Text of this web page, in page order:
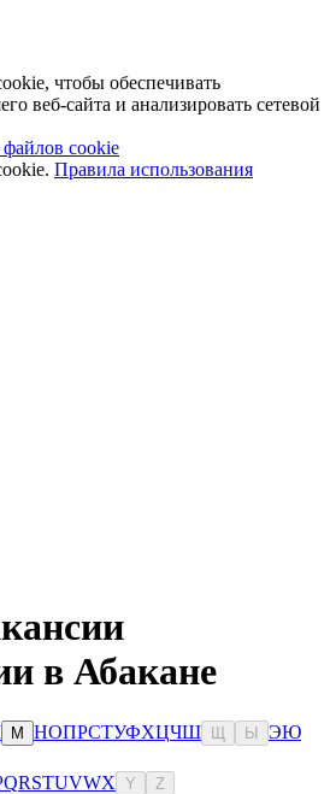
чтобы обеспечивать
веб-сайта и анализировать сетевой
cookie
Правила использования
в Абакане
М НОПРСТУФХЦЧШ Ы ЭЮ
QRSTUVWX Y Z